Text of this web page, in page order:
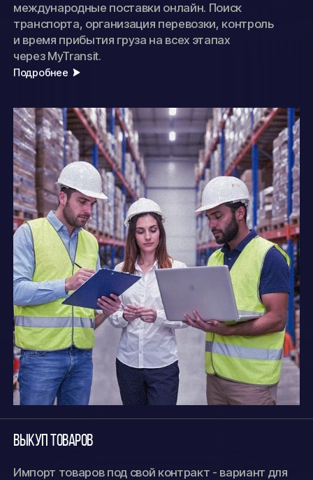
международные поставки онлайн. Поиск
транспорта, организация перевозки, контроль
и время прибытия груза на всех этапах
через MyTransit.
Подробнее
Выкуп товаров
Импорт товаров под свой контракт - вариант для